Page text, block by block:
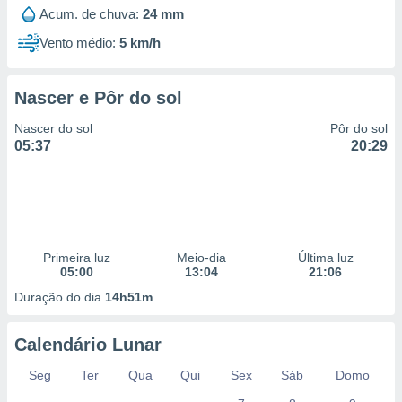
utilizar
criar
ou
fontes,
e melhorar
dados
Acum. de chuva: 24 mm
Vento médio: 5 km/h
Nascer e Pôr do sol
Nascer do sol
05:37
Pôr do sol
20:29
Primeira luz
05:00
Meio-dia
13:04
Última luz
21:06
Duração do dia 14h51m
Calendário Lunar
Seg Ter Qua Qui Sex Sáb
Domo